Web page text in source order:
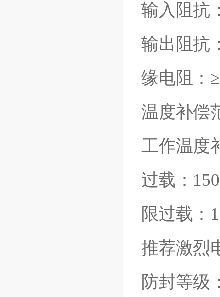
输入阻抗
输出阻抗
缘电阻：≥
温度补偿
工作温度
过载：
限过载：
推荐激烈
防封等级